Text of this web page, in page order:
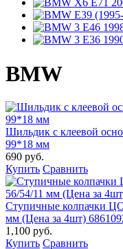
BMW
Шильдик с клеевой
99*18 мм
690 руб.
Купить Сравнить
Ступичные колпачки
мм (Цена за 4шт)
1,100 руб.
Купить Сравнить